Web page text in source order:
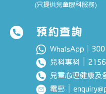
(只提供兒童眼科服務)
預約查詢
WhatsApp｜
兒科專科
兒童心理健康及
電郵 ｜